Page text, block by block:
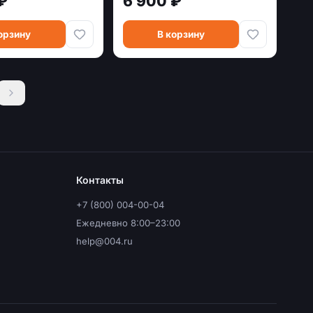
В корзину
Контакты
+7 (800) 004-00-04
Ежедневно 8:00–23:00
help@004.ru